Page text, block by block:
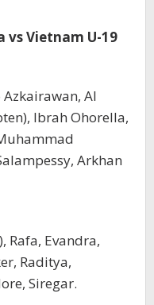
vs Vietnam U-19
Al
Ibrah Ohorella,
Arkhan
Rafa, Evandra,
Raditya,
Siregar.